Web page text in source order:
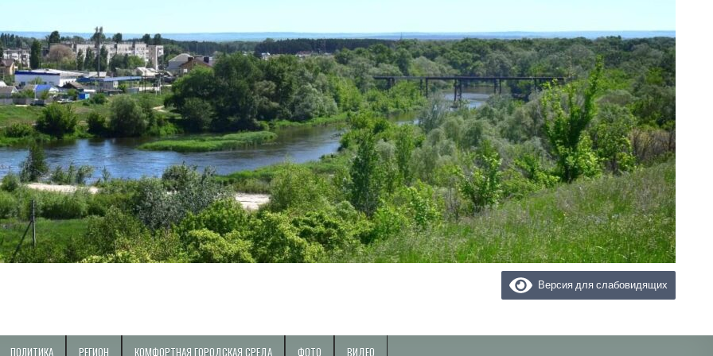
Версия для слабовидящих
ПОЛИТИКА РЕГИОН КОМФОРТНАЯ ГОРОДСКАЯ СРЕДА ФОТО ВИДЕО